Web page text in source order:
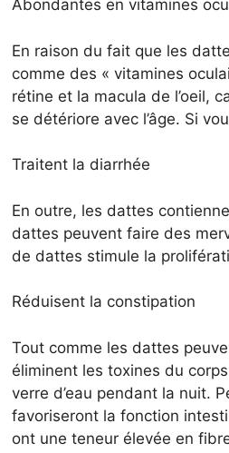
Abondantes en vitamines
En raison du fait que les
comme des « vitamines
rétine et la macula de l’oeil,
se détériore avec l’âge. Si
Traitent la diarrhée
En outre, les dattes
dattes peuvent faire des
de dattes stimule la
Réduisent la constipation
Tout comme les dattes
éliminent les toxines du
verre d’eau pendant la nuit.
favoriseront la fonction
ont une teneur élevée en